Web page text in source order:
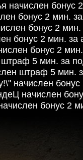
начислен бонус
бонус 2 мин.
бонус 2 мин.
бонус 2 мин. за
бонус 2 мин.
5 мин. за
штраф 5 мин.
начислен бонус
начислен
бонус 2